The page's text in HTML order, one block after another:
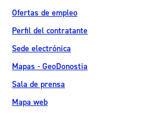
Ofertas de empleo
Perfil del contratante
Sede electrónica
Mapas - GeoDonostia
Sala de prensa
Mapa web